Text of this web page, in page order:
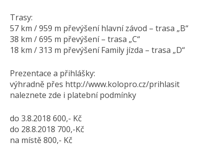
Trasy:
57 km / 959 m převýšení hlavní závod – trasa „B“
38 km / 695 m převýšení – trasa „C“
18 km / 313 m převýšení Family jízda – trasa „D“
Prezentace a přihlášky:
výhradně přes http://www.kolopro.cz/prihlasit
naleznete zde i platební podmínky
do 3.8.2018 600,- Kč
do 28.8.2018 700,-Kč
na místě 800,- Kč